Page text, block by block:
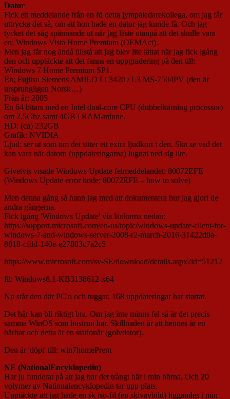
Dator
Fick ett meddelande från en fd detta jympaledarekollega, om jag får
uttrycka det så, om att hon hade en dator jag kunde få. Och jag
tycket det såg spännande ut när jag läste utanpå att det skulle vara
en: Windows Vista Home Premium (OEMAct).
Men jag får nog ändå tillstå att jag blev lite lättat när jag fick igång
den och upptäckte att det fanns en uppgradering på den till:
Windows 7 Home Premium SP1.
En; Fujitsu Siemens AMILO Li 3420 / L3 MS-7504PV (den är
ursprungligen Norsk…)
Från år: 2005
En 64 bitars med en Intel dual-core CPU (dubbelkärning processor)
om 2,5Ghz samt 4GB i RAM-minne.
HD: (ca) 232GB
Grafik: NVIDIA
Ljud: ser ut som om det sitter ett extra ljudkort i den. Ska se vad det
kan vara när datorn (uppdateringarna) lugnat ned sig lite.
Givetvis visade Windows Update felmeddelandet: 80072EFE
(Windows Update error kode: 80072EFE – how to solve)
Men denna gång så hann jag med att dokumentera hur jag gjort de
andra gångerna.
Fick igång 'Windows Update' via länkarna nedan:
https://support.microsoft.com/en-us/topic/windows-update-client-for-
windows-7-and-windows-server-2008-r2-march-2016-31422d0a-
8818-cfdd-140e-e27883c7a2c5
https://www.microsoft.com/sv-SE/download/details.aspx?id=51212
fil: Windows6.1-KB3138612-x64
Nu står den där PC'n och tuggar. 168 uppdateringar har startat.
Det här kan bli riktigt bra. Om jag inte minns fel så är det precis
samma WinOS som hustrun har. Skillnaden är att hennes är en
bärbar och detta är en stationär (golvdator).
Den är 'döpt' till: win7homePrem
NE (NationalEncyklopedin)
Har ju funderat på att jag har det trångt här i min hörna. Och 20
volymer av Nationalencyklopedin tar upp plats.
Upptäckte att jag hade en sk iso-fil (en skivavbild) liggandes i min